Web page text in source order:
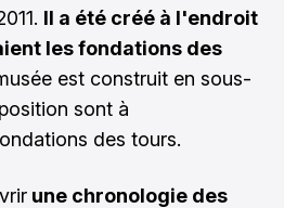
Il a été créé à l'endroit
les fondations des
est construit en sous-
sont à
des tours.
une chronologie des